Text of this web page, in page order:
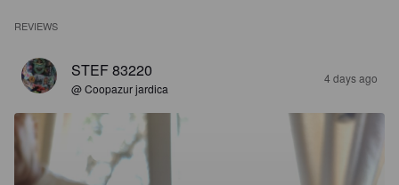
REVIEWS
STEF 83220
@ Coopazur jardica
4 days ago